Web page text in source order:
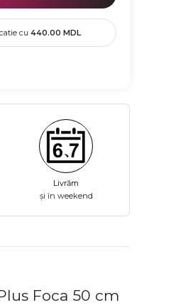
cu 440.00 MDL
Livrăm
și în weekend
Foca 50 cm